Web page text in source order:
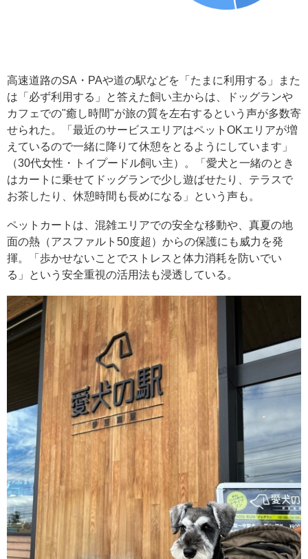
高速道路のSA・PAや道の駅などを「たまに利用する」また
は「必ず利用する」と答えた飼い主からは、ドッグランや
カフェでの"癒し時間"が旅の質を左右するという声が多数寄
せられた。「最近のサービスエリアはペットOKエリアが増
えているので一緒に降りて休憩をとるようにしています」
（30代女性・トイプードル飼い主）。「愛犬と一緒のとき
はカートに乗せてドッグランで少し遊ばせたり、テラスで
お茶したり、休憩時間も長めになる」という声も。
ペットカートは、混雑エリアでの安全な移動や、真夏の地
面の熱（アスファルト50度超）からの保護にも威力を発
揮。「歩かせないことでストレスと体力消耗を防いでい
る」という安全重視の活用法も浸透している。